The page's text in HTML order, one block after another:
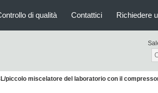
di qualità Contattici Richiedere
piccolo miscelatore del laboratorio con il